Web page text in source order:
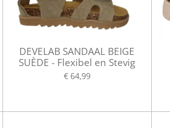
DEVELAB SANDAAL BEIGE
SUÈDE - Flexibel en Stevig
€ 64,99